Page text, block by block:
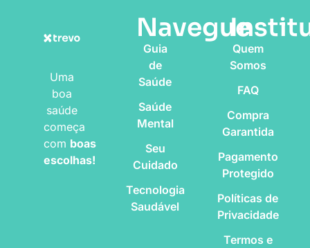
Uma
boa
saúde
começa
com boas
escolhas!
Navegue
Guia
de
Saúde
Saúde
Mental
Seu
Cuidado
Tecnologia
Saudável
Quem
Somos
FAQ
Compra
Garantida
Pagamento
Protegido
Políticas de
Privacidade
Termos e